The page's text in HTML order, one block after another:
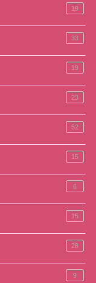
19
33
19
23
52
15
6
15
28
9